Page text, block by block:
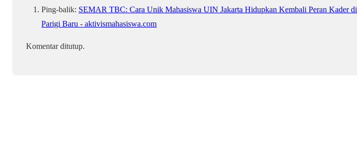
Ping-balik: SEMAR TBC: Cara Unik Mahasiswa UIN Jakarta Hidupkan Kembali Peran Kader di
Parigi Baru - aktivismahasiswa.com
Komentar ditutup.